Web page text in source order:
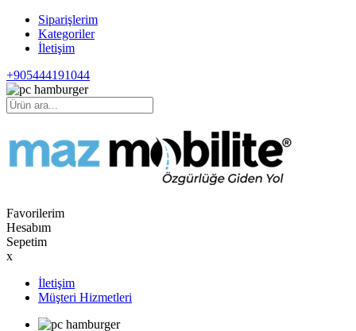
Siparişlerim
Kategoriler
İletişim
+905444191044
Favorilerim
Hesabım
Sepetim
x
İletişim
Müşteri Hizmetleri